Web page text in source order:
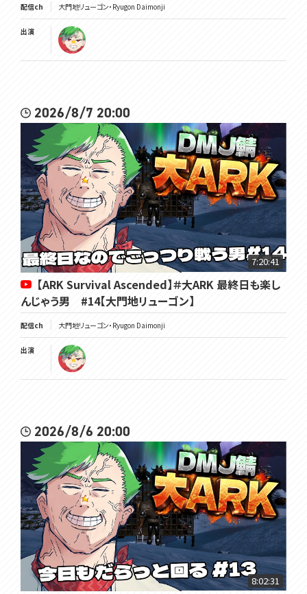
配信ch 大門地リューゴン・Ryugon Daimonji
出演
2026/8/7 20:00
7:20:41
【ARK Survival Ascended】＃大ARK 最終日も楽し
んじゃう男 #14【大門地リューゴン】
配信ch 大門地リューゴン・Ryugon Daimonji
出演
2026/8/6 20:00
8:02:31